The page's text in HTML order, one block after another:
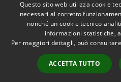
Accessibilità
Privacy
Mappa del sito
Questo sito web utilizza cookie
necessari al corretto
nonché un cookie tecnico
informazioni statistiche,
Per maggiori dettagli, può
ACCETTA TUTTO